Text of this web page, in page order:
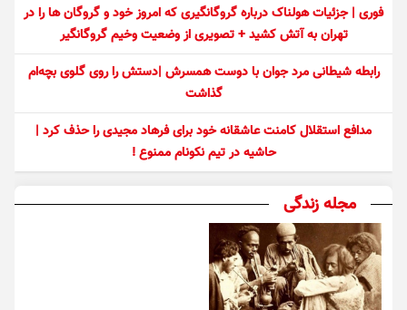
فوری | جزئیات هولناک درباره گروگانگیری که امروز خود و گروگان ها را در
تهران به آتش کشید + تصویری از وضعیت وخیم گروگانگیر
رابطه شیطانی مرد جوان با دوست همسرش |دستش را روی گلوی بچه‌ام
گذاشت
مدافع استقلال کامنت عاشقانه خود برای فرهاد مجیدی را حذف کرد |
حاشیه در تیم نکونام ممنوع !
مجله زندگی